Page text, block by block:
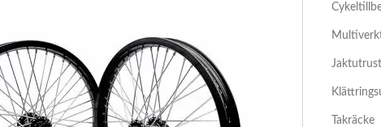
Takräcke